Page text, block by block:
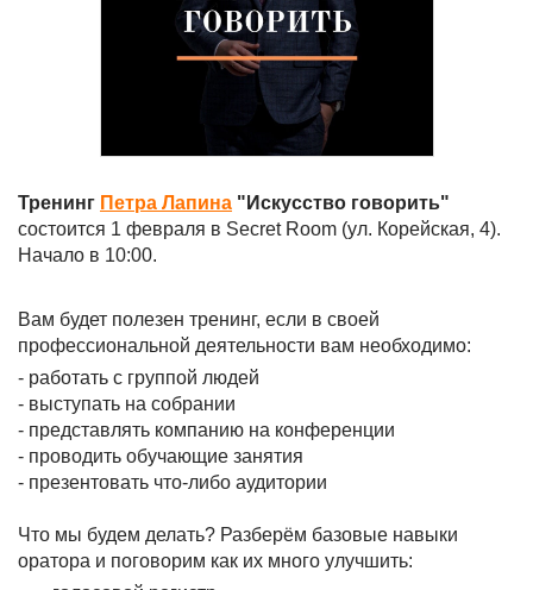
Тренинг Петра Лапина "Искусство говорить"
состоится 1 февраля в Secret Room (ул. Корейская, 4).
Начало в 10:00.
Вам будет полезен тренинг, если в своей
профессиональной деятельности вам необходимо:
- работать с группой людей
- выступать на собрании
- представлять компанию на конференции
- проводить обучающие занятия
- презентовать что-либо аудитории
Что мы будем делать? Разберём базовые навыки
оратора и поговорим как их много улучшить: